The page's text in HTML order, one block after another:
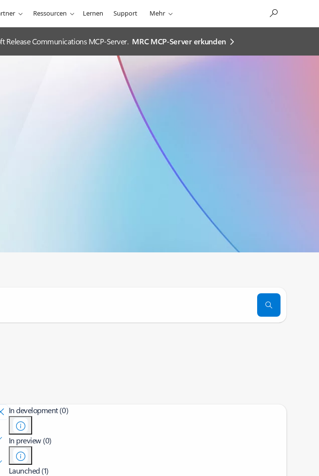
Ressourcen Lernen Support Mehr
Release Communications MCP-Server. MRC MCP-Server erkunden
In development (0)
In preview (0)
Launched (1)